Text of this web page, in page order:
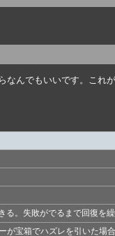
んでもいいです。これが
。失敗がでるまで回復を繰
宝箱でハズレを引いた場